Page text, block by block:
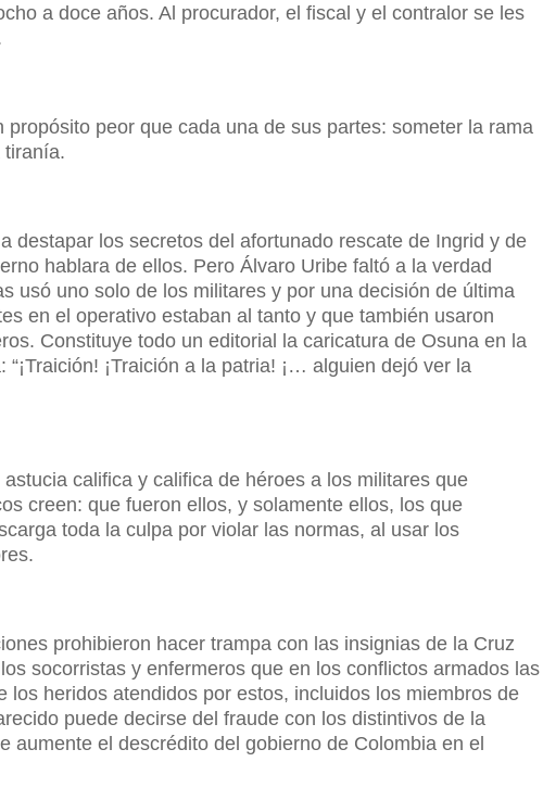
a doce años. Al procurador, el fiscal y el contralor se les
peor que cada una de sus partes: someter la rama
tiranía.
destapar los secretos del afortunado rescate de Ingrid y de
hablara de ellos. Pero Álvaro Uribe faltó a la verdad
usó uno solo de los militares y por una decisión de última
en el operativo estaban al tanto y que también usaron
Constituye todo un editorial la caricatura de Osuna en la
¡Traición a la patria! ¡… alguien dejó ver la
califica y califica de héroes a los militares que
creen: que fueron ellos, y solamente ellos, los que
toda la culpa por violar las normas, al usar los
prohibieron hacer trampa con las insignias de la Cruz
socorristas y enfermeros que en los conflictos armados las
heridos atendidos por estos, incluidos los miembros de
puede decirse del fraude con los distintivos de la
aumente el descrédito del gobierno de Colombia en el